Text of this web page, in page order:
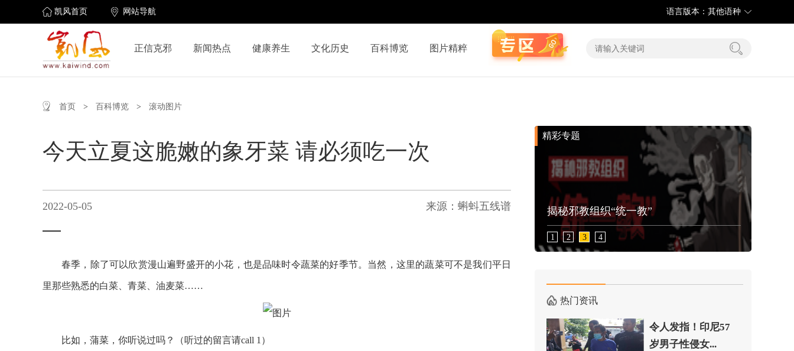
凯风首页 网站导航 语言版本：其他语种
正信克邪 新闻热点 健康养生 文化历史 百科博览 图片精粹
首页 > 百科博览 > 滚动图片
今天立夏这脆嫩的象牙菜 请必须吃一次
2022-05-05 来源：蝌蚪五线谱
春季，除了可以欣赏漫山遍野盛开的小花，也是品味时令蔬菜的好季节。当然，这里的蔬菜可不是我们平日
里那些熟悉的白菜、青菜、油麦菜……
比如，蒲菜，你听说过吗？（听过的留言请call 1）